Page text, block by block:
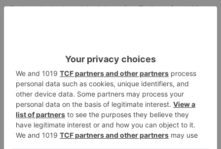
Golem de la Avenida Arlanzón.En los cines Van
organizado por la Oficina de Atención al
Voluntariado.En los cines Van Golem.
20.00H: Onvres. Justo Fernández
20.00H: Onvres. Justo FernándezNo os podéis
perder este interesante monólogo a manos de
Justo Fernández "Una visita guiada a las cloacas